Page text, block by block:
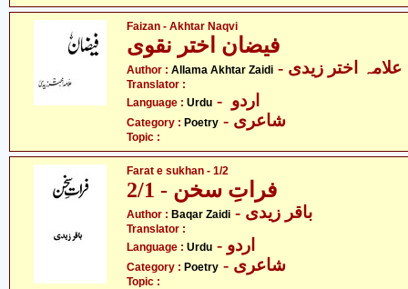
Faizan - Akhtar Naqvi
فیضان اختر نقوی
Author : Allama Akhtar Zaidi - علامہ اختر زیدی
Translator :
Language : Urdu
Category : Poetry - شاعری
Topic :
Farat e sukhan - 1/2
فراتِ سخن - 2/1
Author : Baqar Zaidi - باقر زیدی
Translator :
Language : Urdu - اردو
Category : Poetry - شاعری
Topic :